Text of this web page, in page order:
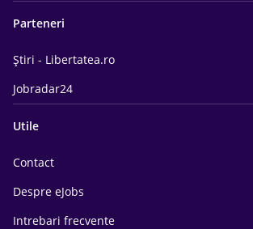
Parteneri
Știri - Libertatea.ro
Jobradar24
Utile
Contact
Despre eJobs
Intrebari frecvente